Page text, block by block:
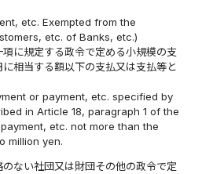
etc. Exempted from the
etc. of Banks, etc.)
に規定する政令で定める小規模の支
相当する額以下の支払又は支払等と
or payment, etc. specified by
in Article 18, paragraph 1 of the
etc. not more than the
million yen.
のない社団又は財団その他の政令で定